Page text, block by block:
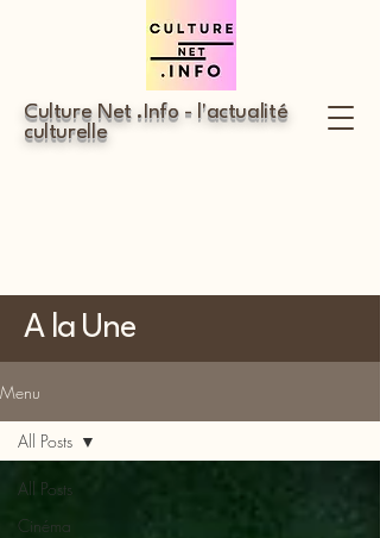
Culture Net .Info - l'actualité
culturelle
A la Une
Menu
All Posts
Cinéma
All Posts